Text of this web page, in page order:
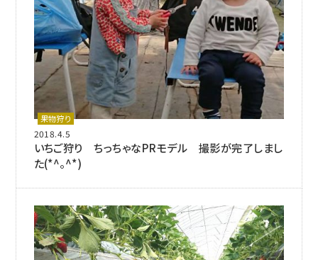
果物狩り
2018.4.5
いちご狩り ちっちゃなPRモデル 撮影が完了しまし
た(*^。^*)